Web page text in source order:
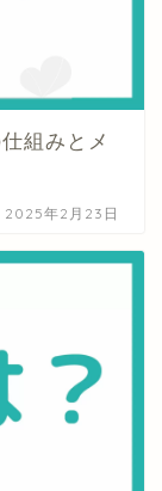
組みとメ
2025年2月23日